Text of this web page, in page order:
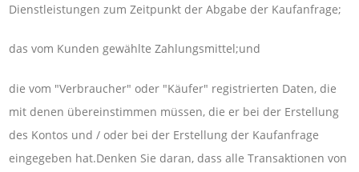
Dienstleistungen zum Zeitpunkt der Abgabe der Kaufanfrage;
das vom Kunden gewählte Zahlungsmittel;und
die vom "Verbraucher" oder "Käufer" registrierten Daten, die
mit denen übereinstimmen müssen, die er bei der Erstellung
des Kontos und / oder bei der Erstellung der Kaufanfrage
eingegeben hat.Denken Sie daran, dass alle Transaktionen von